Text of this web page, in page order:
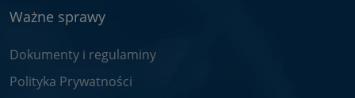
Ważne sprawy
Dokumenty i regulaminy
Polityka Prywatności